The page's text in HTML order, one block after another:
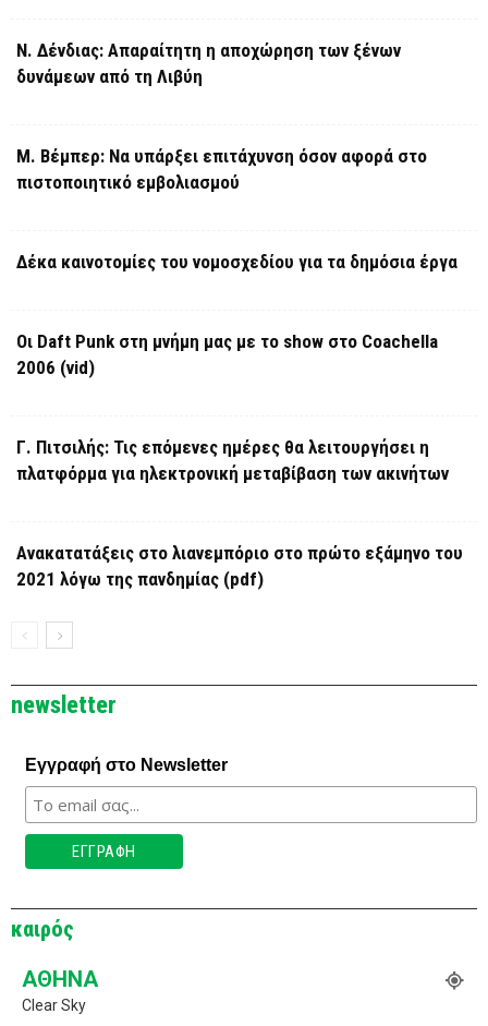
Ν. Δένδιας: Απαραίτητη η αποχώρηση των ξένων
δυνάμεων από τη Λιβύη
Μ. Βέμπερ: Να υπάρξει επιτάχυνση όσον αφορά στο
πιστοποιητικό εμβολιασμού
Δέκα καινοτομίες του νομοσχεδίου για τα δημόσια έργα
Οι Daft Punk στη μνήμη μας με το show στο Coachella
2006 (vid)
Γ. Πιτσιλής: Τις επόμενες ημέρες θα λειτουργήσει η
πλατφόρμα για ηλεκτρονική μεταβίβαση των ακινήτων
Ανακατατάξεις στο λιανεμπόριο στο πρώτο εξάμηνο του
2021 λόγω της πανδημίας (pdf)
newsletter
Εγγραφή στο Newsletter
καιρός
ΑΘΉΝΑ
Clear Sky